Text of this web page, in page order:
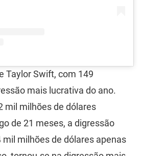
Taylor Swift, com 149
mais lucrativa do ano.
mil milhões de dólares
de 21 meses, a digressão
mil milhões de dólares apenas